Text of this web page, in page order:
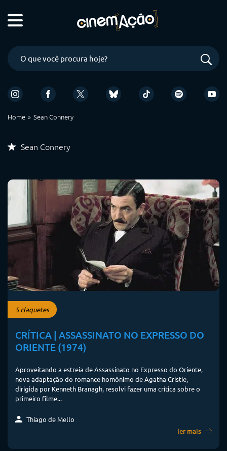
Home Sean Connery
Sean Connery
5 claquetes
CRÍTICA | ASSASSINATO NO EXPRESSO DO
ORIENTE (1974)
Aproveitando a estreia de Assassinato no Expresso do Oriente,
nova adaptação do romance homônimo de Agatha Cristie,
dirigida por Kenneth Branagh, resolvi fazer uma crítica sobre o
primeiro filme...
Thiago de Mello
ler mais